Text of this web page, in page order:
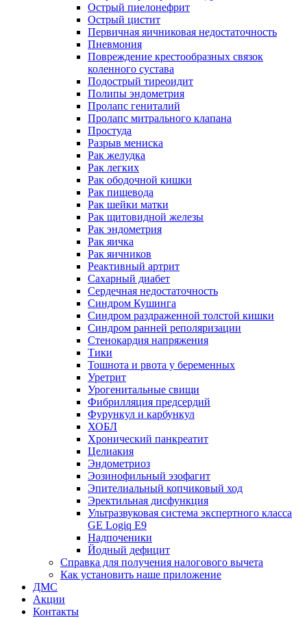
Острый пиелонефрит
Острый цистит
Первичная яичниковая недостаточность
Пневмония
Повреждение крестообразных связок
коленного сустава
Подострый тиреоидит
Полипы эндометрия
Пролапс гениталий
Пролапс митрального клапана
Простуда
Разрыв мениска
Рак желудка
Рак легких
Рак ободочной кишки
Рак пищевода
Рак шейки матки
Рак щитовидной железы
Рак эндометрия
Рак яичка
Рак яичников
Реактивный артрит
Сахарный диабет
Сердечная недостаточность
Синдром Кушинга
Синдром раздраженной толстой кишки
Синдром ранней реполяризации
Стенокардия напряжения
Тики
Тошнота и рвота у беременных
Уретрит
Урогенитальные свищи
Фибрилляция предсердий
Фурункул и карбункул
ХОБЛ
Хронический панкреатит
Целиакия
Эндометриоз
Эозинофильный эзофагит
Эпителиальный копчиковый ход
Эректильная дисфункция
Ультразвуковая система экспертного класса
GE Logiq E9
Надпоченики
Йодный дефицит
Справка для получения налогового вычета
Как установить наше приложение
ДМС
Акции
Контакты